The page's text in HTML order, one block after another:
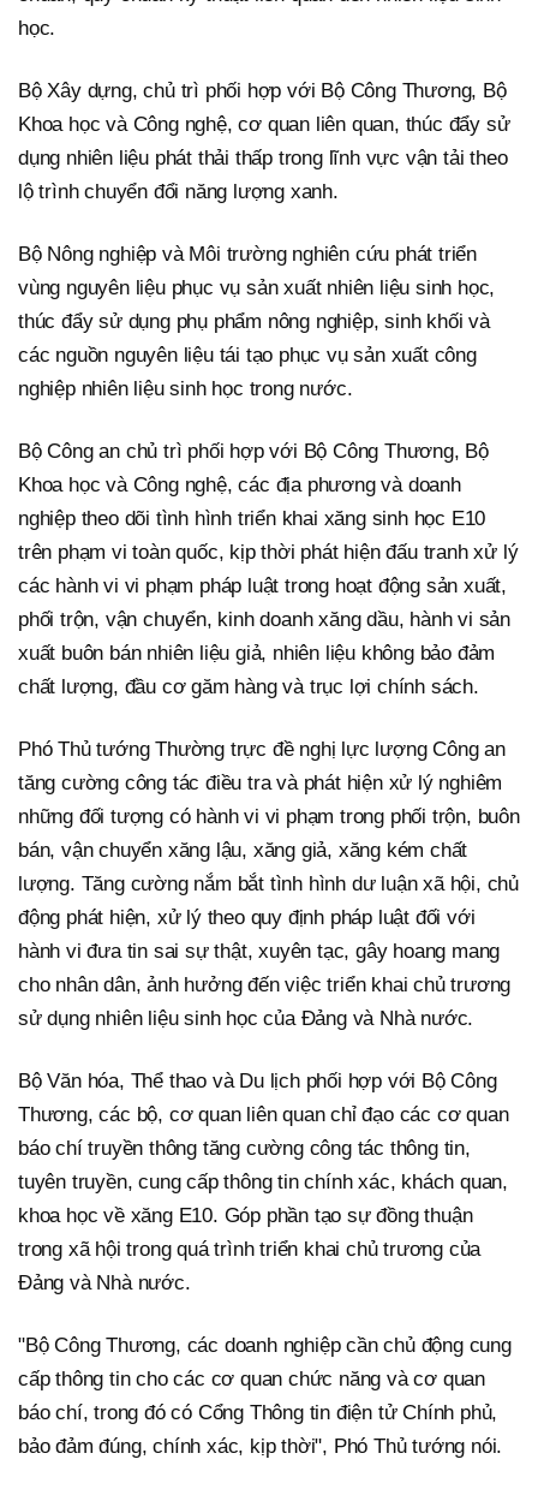
học.
Bộ Xây dựng, chủ trì phối hợp với Bộ Công Thương, Bộ
Khoa học và Công nghệ, cơ quan liên quan, thúc đẩy sử
dụng nhiên liệu phát thải thấp trong lĩnh vực vận tải theo
lộ trình chuyển đổi năng lượng xanh.
Bộ Nông nghiệp và Môi trường nghiên cứu phát triển
vùng nguyên liệu phục vụ sản xuất nhiên liệu sinh học,
thúc đẩy sử dụng phụ phẩm nông nghiệp, sinh khối và
các nguồn nguyên liệu tái tạo phục vụ sản xuất công
nghiệp nhiên liệu sinh học trong nước.
Bộ Công an chủ trì phối hợp với Bộ Công Thương, Bộ
Khoa học và Công nghệ, các địa phương và doanh
nghiệp theo dõi tình hình triển khai xăng sinh học E10
trên phạm vi toàn quốc, kịp thời phát hiện đấu tranh xử lý
các hành vi vi phạm pháp luật trong hoạt động sản xuất,
phối trộn, vận chuyển, kinh doanh xăng dầu, hành vi sản
xuất buôn bán nhiên liệu giả, nhiên liệu không bảo đảm
chất lượng, đầu cơ găm hàng và trục lợi chính sách.
Phó Thủ tướng Thường trực đề nghị lực lượng Công an
tăng cường công tác điều tra và phát hiện xử lý nghiêm
những đối tượng có hành vi vi phạm trong phối trộn, buôn
bán, vận chuyển xăng lậu, xăng giả, xăng kém chất
lượng. Tăng cường nắm bắt tình hình dư luận xã hội, chủ
động phát hiện, xử lý theo quy định pháp luật đối với
hành vi đưa tin sai sự thật, xuyên tạc, gây hoang mang
cho nhân dân, ảnh hưởng đến việc triển khai chủ trương
sử dụng nhiên liệu sinh học của Đảng và Nhà nước.
Bộ Văn hóa, Thể thao và Du lịch phối hợp với Bộ Công
Thương, các bộ, cơ quan liên quan chỉ đạo các cơ quan
báo chí truyền thông tăng cường công tác thông tin,
tuyên truyền, cung cấp thông tin chính xác, khách quan,
khoa học về xăng E10. Góp phần tạo sự đồng thuận
trong xã hội trong quá trình triển khai chủ trương của
Đảng và Nhà nước.
"Bộ Công Thương, các doanh nghiệp cần chủ động cung
cấp thông tin cho các cơ quan chức năng và cơ quan
báo chí, trong đó có Cổng Thông tin điện tử Chính phủ,
bảo đảm đúng, chính xác, kịp thời", Phó Thủ tướng nói.